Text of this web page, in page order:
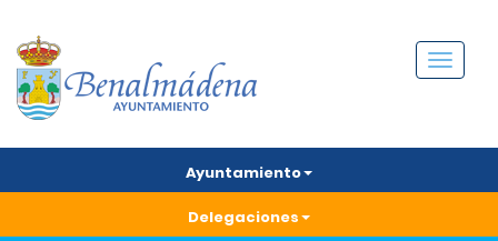
Menú
Ayuntamiento
Delegaciones